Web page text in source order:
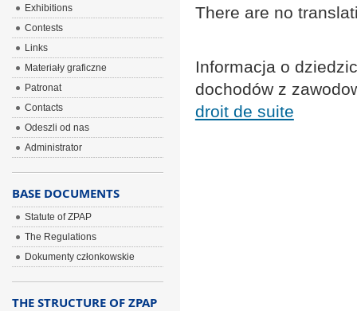
There are no
Informacja o
dochodów z
droit de suite
Exhibitions
Contests
Links
Materiały graficzne
Patronat
Contacts
Odeszli od nas
Administrator
BASE DOCUMENTS
Statute of ZPAP
The Regulations
Dokumenty członkowskie
THE STRUCTURE OF ZPAP